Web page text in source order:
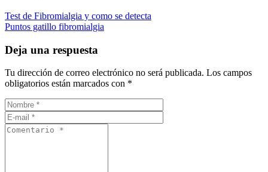
Test de Fibromialgia y como se detecta
Puntos gatillo fibromialgia
Deja una respuesta
Tu dirección de correo electrónico no será publicada. Los campos
obligatorios están marcados con *